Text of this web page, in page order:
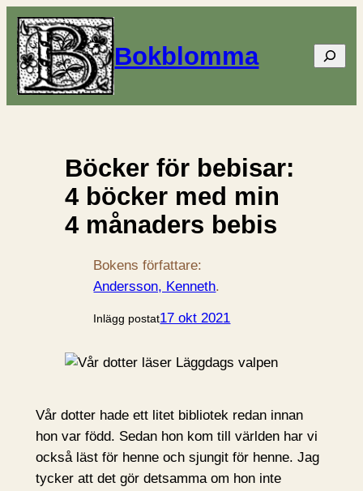
Bokblomma Sök
Böcker för bebisar:
4 böcker med min
4 månaders bebis
Bokens författare:
Andersson, Kenneth.
Inlägg postat17 okt 2021
Vår dotter hade ett litet bibliotek redan innan
hon var född. Sedan hon kom till världen har vi
också läst för henne och sjungit för henne. Jag
tycker att det gör detsamma om hon inte